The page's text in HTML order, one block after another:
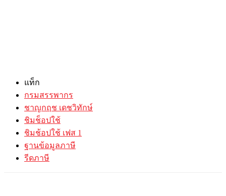
แท็ก
กรมสรรพากร
ชาญกฤช เดชวิทักษ์
ชิมช็อปใช้
ชิมช้อปใช้ เฟส 1
ฐานข้อมูลภาษี
รีดภาษี